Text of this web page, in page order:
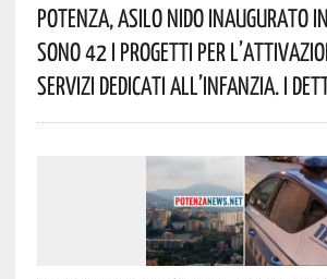
Potenza, Asilo Nido Inaugurato
Sono 42 I Progetti Per
Servizi Dedicati All’infanzia. I